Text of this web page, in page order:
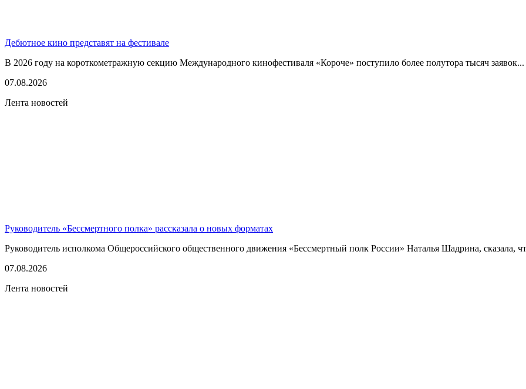
Дебютное кино представят на фестивале
В 2026 году на короткометражную секцию Международного кинофестиваля «Короче» поступило более полутора тысяч заявок...
07.08.2026
Лента новостей
Руководитель «Бессмертного полка» рассказала о новых форматах
Руководитель исполкома Общероссийского общественного движения «Бессмертный полк России» Наталья Шадрина, сказала,
07.08.2026
Лента новостей